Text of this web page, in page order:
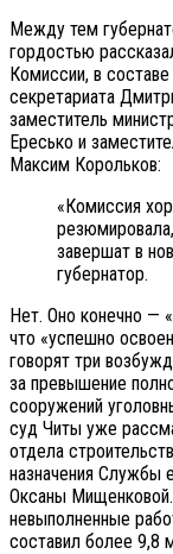
Между тем
гордостью
Комиссии, в
секретариата
заместитель
Ересько и
Максим Корольков:
«Комиссия
завершат в
губернатор.
Нет. Оно конечно —
что «успешно
говорят три
за превышение
сооружений
суд Читы уже
отдела
назначения Службы
Оксаны Мищенковой.
невыполненные
составил более 9,8